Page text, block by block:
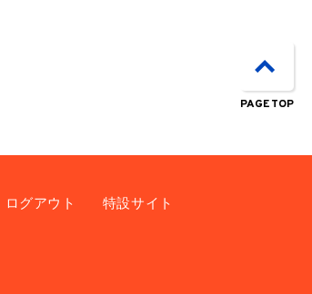
ログアウト 特設サイト
PAGE TOP